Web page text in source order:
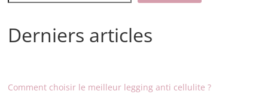
Derniers articles
Comment choisir le meilleur legging anti cellulite ?